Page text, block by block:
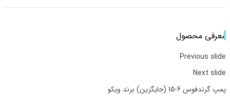
معرفی محصول
Previous slide
Next slide
پمپ گرندفوس 6-15 (جایگزین) برند ویکو